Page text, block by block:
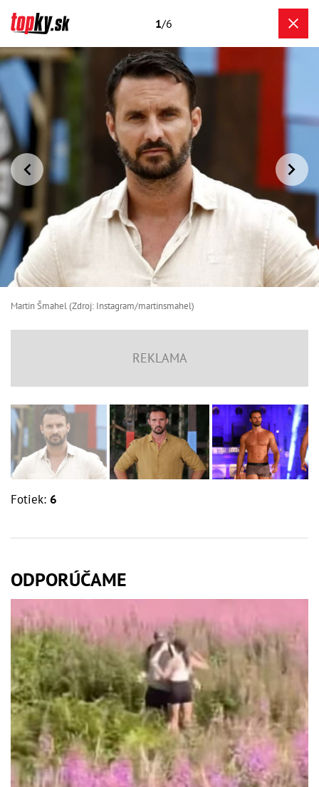
1/6
Martin Šmahel (Zdroj: Instagram/martinsmahel)
Fotiek: 6
ODPORÚČAME